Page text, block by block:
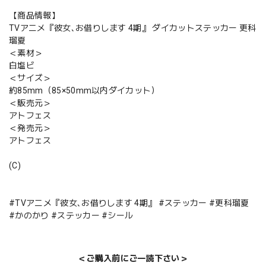
【商品情報】
TVアニメ『彼女､お借りします 4期』 ダイカットステッカー 更科
瑠夏
＜素材＞
白塩ビ
＜サイズ＞
約85mm（85×50mm以内ダイカット）
＜販売元＞
アトフェス
＜発売元＞
アトフェス
(C)
#TVアニメ『彼女､お借りします 4期』 #ステッカー #更科瑠夏
#かのかり #ステッカー #シール
＜ご購入前にご一読下さい＞